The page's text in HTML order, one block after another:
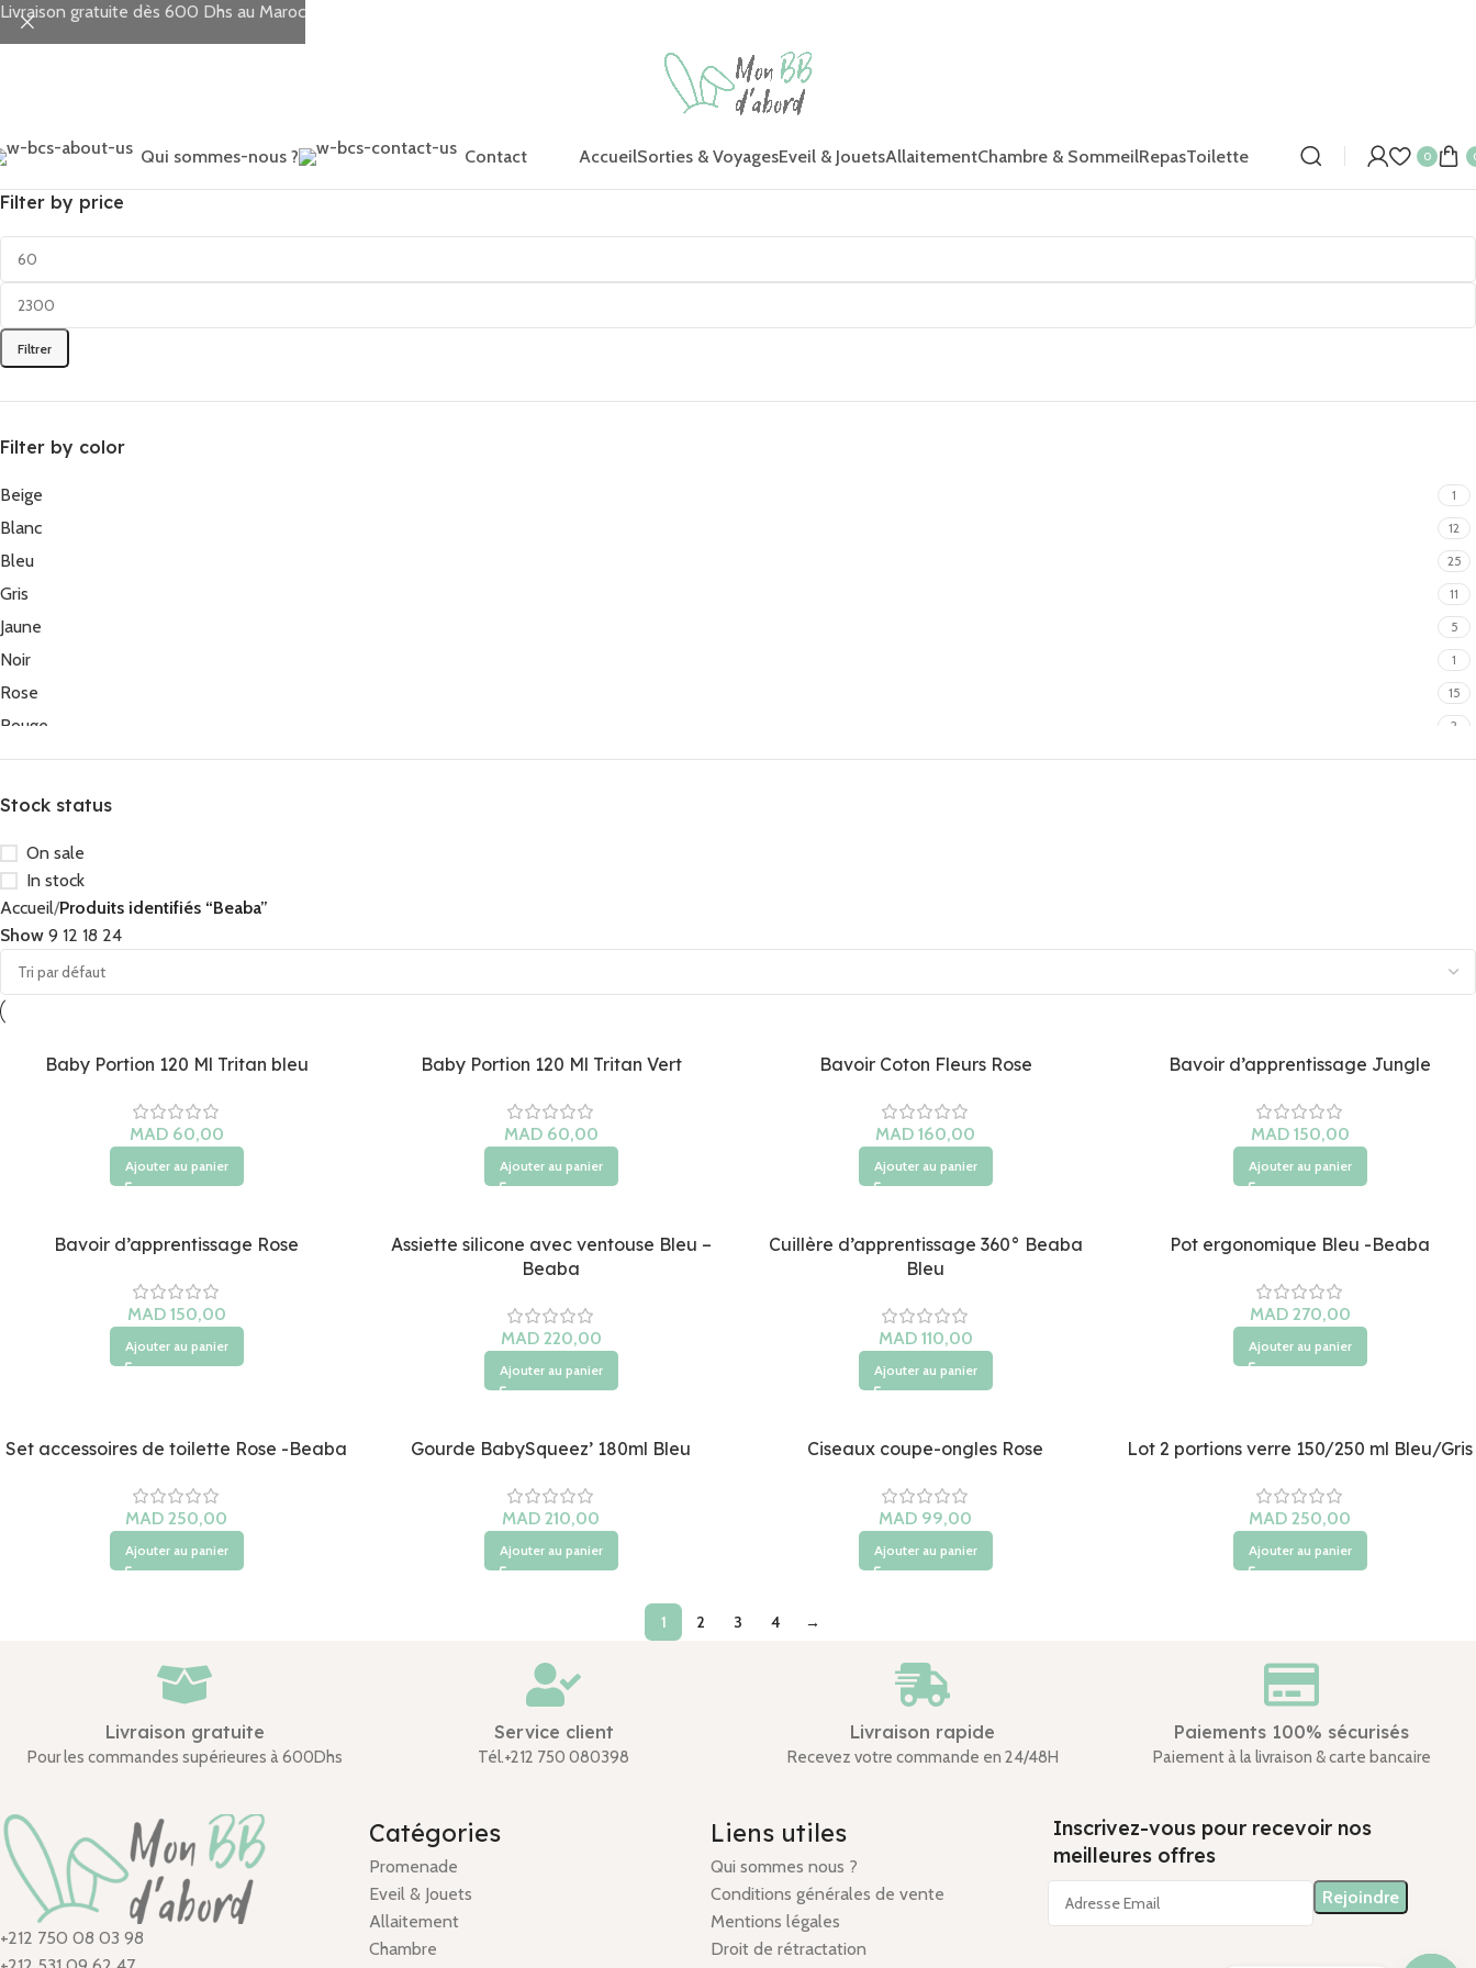
Qui sommes-nous ? Contact AccueilSorties & VoyagesEveil & JouetsAllaitementChambre & SommeilRepasToilette 0
Filter by price
Filtrer
Filter by color
Beige 1
Blanc 12
Bleu 25
Gris 11
Jaune 5
Noir 1
Rose 15
Rouge 2
Vert 8
Stock status
On sale
In stock
Accueil Produits identifiés “Beaba”
Show 9 12 18 24
Baby Portion 120 Ml Tritan bleu
MAD
Ajouter au panier
Baby Portion 120 Ml Tritan Vert
MAD
Ajouter au panier
Bavoir Coton Fleurs Rose
MAD
Ajouter au panier
Bavoir d’apprentissage Jungle
MAD
Ajouter au panier
Bavoir d’apprentissage Rose
MAD
Ajouter au panier
Assiette silicone avec ventouse Bleu –
Beaba
MAD
Ajouter au panier
Cuillère d’apprentissage 360° Beaba
Bleu
MAD
Ajouter au panier
Pot ergonomique Bleu -Beaba
MAD
Ajouter au panier
Set accessoires de toilette Rose -Beaba
MAD
Ajouter au panier
Gourde BabySqueez’ 180ml Bleu
MAD
Ajouter au panier
Ciseaux coupe-ongles Rose
MAD
Ajouter au panier
Lot 2 portions verre 150/250 ml Bleu/Gris
MAD
Ajouter au panier
1 2 3 4 →
Livraison gratuite
Pour les commandes supérieures à 600Dhs
Service client
Tél.+212 750 080398
Livraison rapide
Recevez votre commande en 24/48H
Paiements 100% sécurisés
Paiement à la livraison & carte bancaire
+212 750 08 03 98
Catégories
Promenade
Eveil & Jouets
Allaitement
Chambre
Liens utiles
Qui sommes nous ?
Conditions générales de vente
Mentions légales
Droit de rétractation
Inscrivez-vous pour recevoir nos
meilleures offres
Livraison gratuite dès 600 Dhs au Maroc